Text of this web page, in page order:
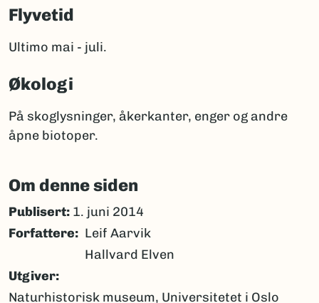
Flyvetid
Ultimo mai - juli.
Økologi
På skoglysninger, åkerkanter, enger og andre
åpne biotoper.
Om denne siden
Publisert: 1. juni 2014
Forfattere
Leif Aarvik
Hallvard Elven
Utgiver
Naturhistorisk museum, Universitetet i Oslo